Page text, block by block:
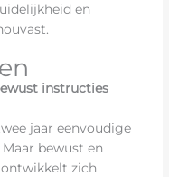
en
instructies
jaar eenvoudige
bewust en
zich